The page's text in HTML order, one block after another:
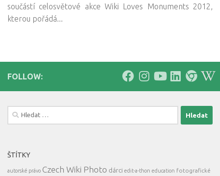
součástí celosvětové akce Wiki Loves Monuments 2012,
kterou pořádá...
FOLLOW:
Vyhledávání
ŠTÍTKY
autorské právo Czech Wiki Photo dárci edit-a-thon education fotografické